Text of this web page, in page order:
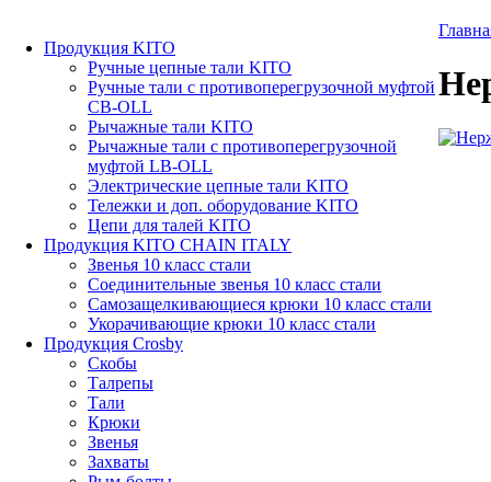
Продукция KITO
Ручные цепные тали KITO
Ручные тали с противоперегрузочной муфтой
СВ-OLL
Рычажные тали KITO
Рычажные тали с противоперегрузочной
муфтой LB-OLL
Электрические цепные тали KITO
Тележки и доп. оборудование KITO
Цепи для талей KITO
Продукция KITO CHAIN ITALY
Звенья 10 класс стали
Соединительные звенья 10 класс стали
Самозащелкивающиеся крюки 10 класс стали
Укорачивающие крюки 10 класс стали
Продукция Crosby
Скобы
Талрепы
Тали
Крюки
Звенья
Захваты